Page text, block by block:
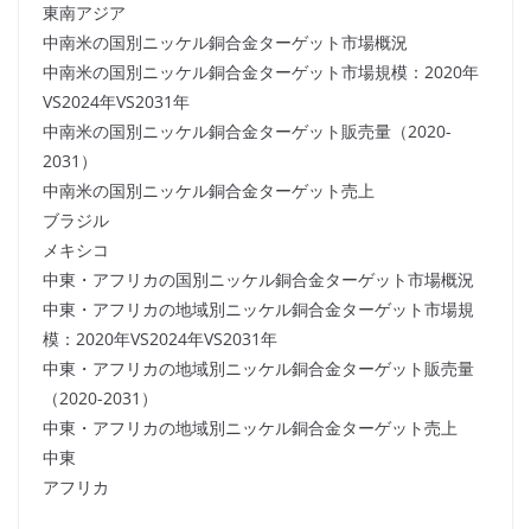
東南アジア
中南米の国別ニッケル銅合金ターゲット市場概況
中南米の国別ニッケル銅合金ターゲット市場規模：2020年
VS2024年VS2031年
中南米の国別ニッケル銅合金ターゲット販売量（2020-
2031）
中南米の国別ニッケル銅合金ターゲット売上
ブラジル
メキシコ
中東・アフリカの国別ニッケル銅合金ターゲット市場概況
中東・アフリカの地域別ニッケル銅合金ターゲット市場規
模：2020年VS2024年VS2031年
中東・アフリカの地域別ニッケル銅合金ターゲット販売量
（2020-2031）
中東・アフリカの地域別ニッケル銅合金ターゲット売上
中東
アフリカ